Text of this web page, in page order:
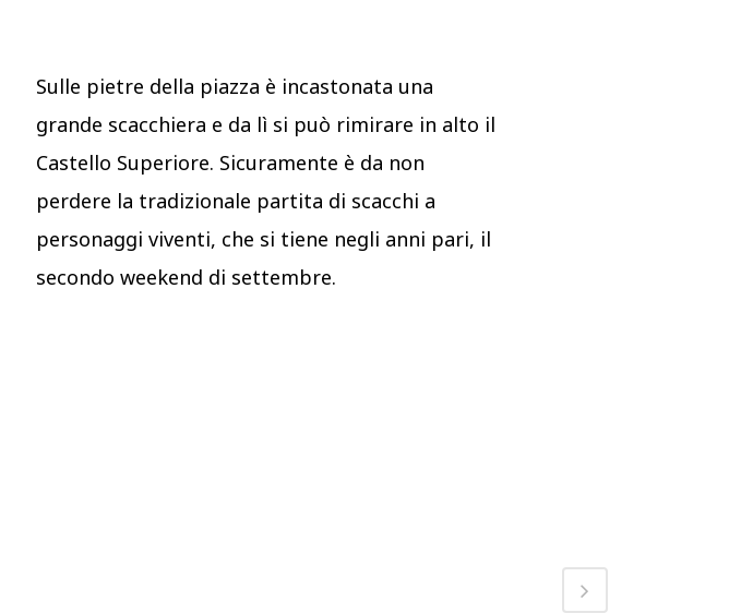
Sulle pietre della piazza è incastonata una
grande scacchiera e da lì si può rimirare in alto il
Castello Superiore. Sicuramente è da non
perdere la tradizionale partita di scacchi a
personaggi viventi, che si tiene negli anni pari, il
secondo weekend di settembre.